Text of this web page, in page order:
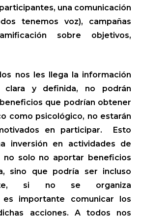
una comunicación
tenemos voz), campañas
sobre objetivos,
nos les llega la información
clara y definida, no podrán
que podrían obtener
como psicológico, no estarán
en participar. Esto
inversión en actividades de
no solo no aportar beneficios
sino que podría ser incluso
si no se organiza
importante comunicar los
acciones. A todos nos